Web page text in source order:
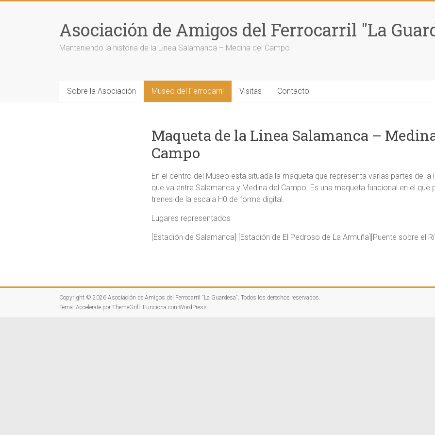
Asociación de Amigos del Ferrocarril "La
Manteniendo la historia de la Linea Salamanca – Medina del Campo
Sobre la Asociación Museo del Ferrocarril Visitas Contacto
Maqueta de la Linea Salamanca –
Campo
En el centro del Museo esta situada la maqueta que representa varias partes de la
que va entre Salamanca y Medina del Campo. Es una maqueta funcional en el que
trenes de la escala H0 de forma digital.
Lugares representados
[Estación de Salamanca] [Estación de El Pedroso de La Armuña][Puente sobre el
Copyright © 2026 Asociación de Amigos del Ferrocarril "La Guardesa". Todos los derechos reservados.
Tema: Accelerate por ThemeGrill. Funciona con WordPress.